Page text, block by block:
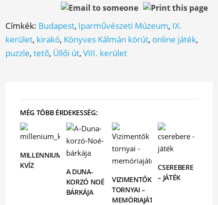
Címkék: Budapest, Iparművészeti Múzeum, IX.
kerület, kirakó, Könyves Kálmán körút, online játék,
puzzle,tető, Üllői út,VIII. kerület
MÉG TÖBB ÉRDEKESSÉG:
MILLENNIUMI
KVÍZ
A DUNA-
KORZÓ NOÉ
BÁRKÁJA
VIZIMENTŐK
TORNYAI –
MEMÓRIAJÁTÉK
CSEREBERE
– JÁTÉK